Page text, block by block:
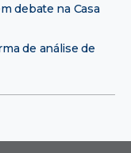
debate na Casa
de análise de